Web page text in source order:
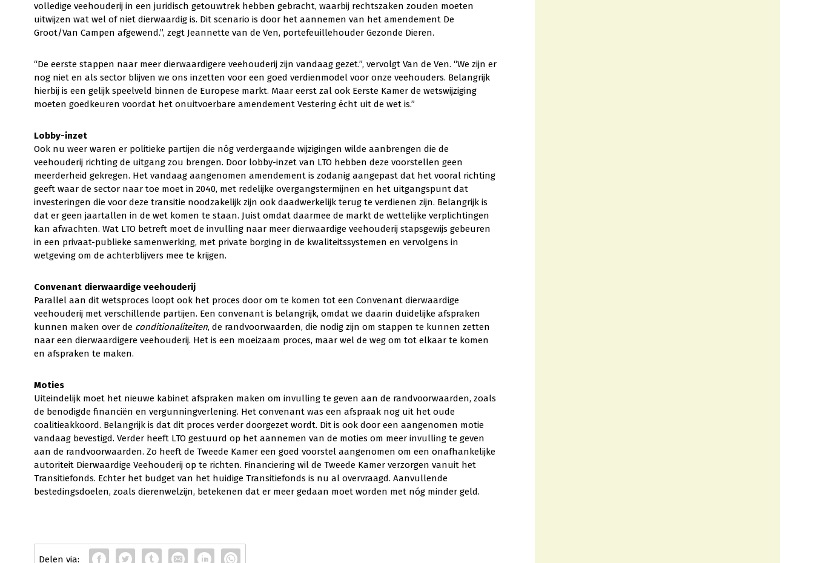
volledige veehouderij in een juridisch getouwtrek hebben gebracht, waarbij rechtszaken zouden moeten
uitwijzen wat wel of niet dierwaardig is. Dit scenario is door het aannemen van het amendement De
Groot/Van Campen afgewend.”, zegt Jeannette van de Ven, portefeuillehouder Gezonde Dieren.
“De eerste stappen naar meer dierwaardigere veehouderij zijn vandaag gezet.”, vervolgt Van de Ven. “We zijn er
nog niet en als sector blijven we ons inzetten voor een goed verdienmodel voor onze veehouders. Belangrijk
hierbij is een gelijk speelveld binnen de Europese markt. Maar eerst zal ook Eerste Kamer de wetswijziging
moeten goedkeuren voordat het onuitvoerbare amendement Vestering écht uit de wet is.”
Lobby-inzet
Ook nu weer waren er politieke partijen die nóg verdergaande wijzigingen wilde aanbrengen die de
veehouderij richting de uitgang zou brengen. Door lobby-inzet van LTO hebben deze voorstellen geen
meerderheid gekregen. Het vandaag aangenomen amendement is zodanig aangepast dat het vooral richting
geeft waar de sector naar toe moet in 2040, met redelijke overgangstermijnen en het uitgangspunt dat
investeringen die voor deze transitie noodzakelijk zijn ook daadwerkelijk terug te verdienen zijn. Belangrijk is
dat er geen jaartallen in de wet komen te staan. Juist omdat daarmee de markt de wettelijke verplichtingen
kan afwachten. Wat LTO betreft moet de invulling naar meer dierwaardige veehouderij stapsgewijs gebeuren
in een privaat-publieke samenwerking, met private borging in de kwaliteitssystemen en vervolgens in
wetgeving om de achterblijvers mee te krijgen.
Convenant dierwaardige veehouderij
Parallel aan dit wetsproces loopt ook het proces door om te komen tot een Convenant dierwaardige
veehouderij met verschillende partijen. Een convenant is belangrijk, omdat we daarin duidelijke afspraken
kunnen maken over de conditionaliteiten, de randvoorwaarden, die nodig zijn om stappen te kunnen zetten
naar een dierwaardigere veehouderij. Het is een moeizaam proces, maar wel de weg om tot elkaar te komen
en afspraken te maken.
Moties
Uiteindelijk moet het nieuwe kabinet afspraken maken om invulling te geven aan de randvoorwaarden, zoals
de benodigde financiën en vergunningverlening. Het convenant was een afspraak nog uit het oude
coalitieakkoord. Belangrijk is dat dit proces verder doorgezet wordt. Dit is ook door een aangenomen motie
vandaag bevestigd. Verder heeft LTO gestuurd op het aannemen van de moties om meer invulling te geven
aan de randvoorwaarden. Zo heeft de Tweede Kamer een goed voorstel aangenomen om een onafhankelijke
autoriteit Dierwaardige Veehouderij op te richten. Financiering wil de Tweede Kamer verzorgen vanuit het
Transitiefonds. Echter het budget van het huidige Transitiefonds is nu al overvraagd. Aanvullende
bestedingsdoelen, zoals dierenwelzijn, betekenen dat er meer gedaan moet worden met nóg minder geld.